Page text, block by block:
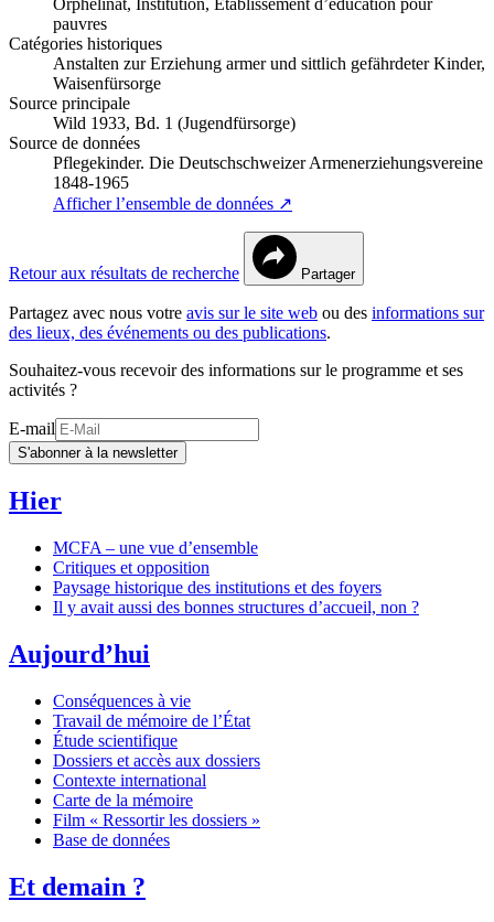
Orphelinat, Institution, Établissement d’éducation pour
pauvres
Catégories historiques
Anstalten zur Erziehung armer und sittlich gefährdeter Kinder,
Waisenfürsorge
Source principale
Wild 1933, Bd. 1 (Jugendfürsorge)
Source de données
Pflegekinder. Die Deutschschweizer Armenerziehungsvereine
1848-1965
Afficher l’ensemble de données ↗
Retour aux résultats de recherche Partager
Partagez avec nous votre avis sur le site web ou des informations sur
des lieux, des événements ou des publications.
Souhaitez-vous recevoir des informations sur le programme et ses
activités ?
E-mail
S'abonner à la newsletter
Hier
MCFA – une vue d’ensemble
Critiques et opposition
Paysage historique des institutions et des foyers
Il y avait aussi des bonnes structures d’accueil, non ?
Aujourd’hui
Conséquences à vie
Travail de mémoire de l’État
Étude scientifique
Dossiers et accès aux dossiers
Contexte international
Carte de la mémoire
Film « Ressortir les dossiers »
Base de données
Et demain ?